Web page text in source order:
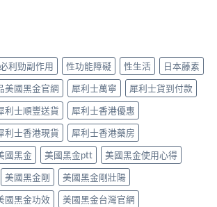
必利勁副作用 性功能障礙 性生活
日本藤素
美國黑金官網 犀利士萬寧
犀利士貨到付款
利士順豐送貨
犀利士香港優惠
利士香港現貨
犀利士香港藥房
國黑金 美國黑金ptt
美國黑金使用心得
美國黑金剛
美國黑金剛壯陽
國黑金功效
美國黑金台灣官網